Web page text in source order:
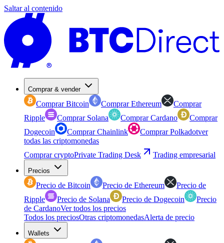
Saltar al contenido
Comprar & vender
Comprar Bitcoin Comprar Ethereum
Comprar
Ripple
Comprar Solana Comprar Cardano
Comprar
Dogecoin
Comprar Chainlink Comprar Polkadotver
todas las criptomonedas
Comprar cryptoPrivate Trading Desk Trading empresarial
Precios
Precio de Bitcoin Precio de Ethereum
Precio de
Ripple
Precio de Solana Precio de Dogecoin
Precio
de CardanoVer todos los precios
Todos los preciosOtras criptomonedasAlerta de precio
Wallets